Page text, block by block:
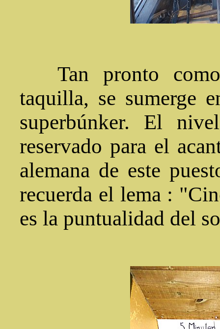
Tan pronto
taquilla, se sumerge
superbúnker. El
reservado para el
alemana de este
recuerda el lema :
es la puntualidad del